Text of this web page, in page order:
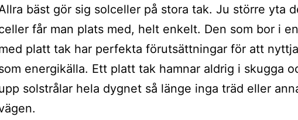
bäst gör sig solceller på stora tak. Ju större yta
får man plats med, helt enkelt. Den som bor i
platt tak har perfekta förutsättningar för att
energikälla. Ett platt tak hamnar aldrig i skugga
solstrålar hela dygnet så länge inga träd eller